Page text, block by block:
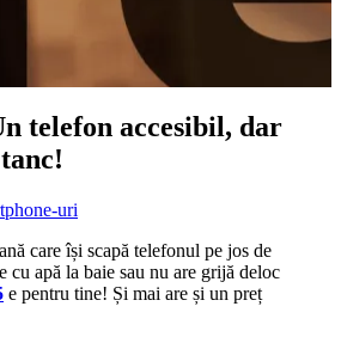
telefon accesibil, dar
uri
care își scapă telefonul pe jos de
cu apă la baie sau nu are grijă deloc
e pentru tine! Și mai are și un preț